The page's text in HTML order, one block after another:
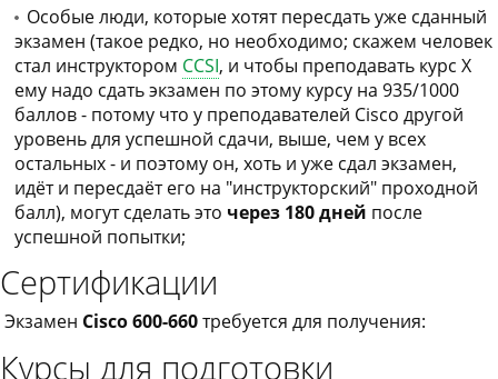
Особые люди, которые хотят пересдать уже сданный
экзамен (такое редко, но необходимо; скажем человек
стал инструктором CCSI, и чтобы преподавать курс X
ему надо сдать экзамен по этому курсу на 935/1000
баллов - потому что у преподавателей Cisco другой
уровень для успешной сдачи, выше, чем у всех
остальных - и поэтому он, хоть и уже сдал экзамен,
идёт и пересдаёт его на "инструкторский" проходной
балл), могут сделать это через 180 дней после
успешной попытки;
Сертификации
Экзамен Cisco 600-660требуется для получения:
Курсы для подготовки